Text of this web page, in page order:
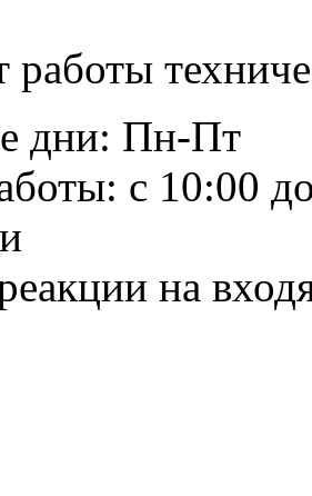
работы
дни: Пн-Пт
с 10:00
на